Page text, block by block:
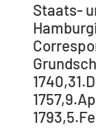
Staats-